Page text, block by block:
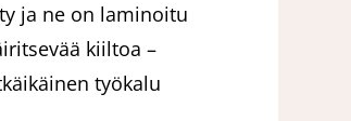
ja ne on laminoitu
kiiltoa –
työkalu